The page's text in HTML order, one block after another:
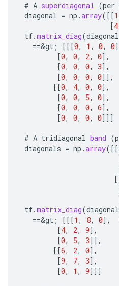
# A superdiagonal (per
diagonal = np .array( [[1
[4
tf.matrix_diag(diagonal
==&gt ; [[[0, 1 , 0, 0]
[0, 0, 2, 0] ,
[0, 0, 0, 3] ,
[0, 0, 0, 0]] ,
[[0, 4, 0, 0] ,
[0, 0, 5, 0] ,
[0, 0, 0, 6] ,
[0, 0, 0, 0]]]
# A tridiagonal band (
diagonals = np .array(
tf.matrix_diag(
==&gt ; [[[1 , 8, 0] ,
[4, 2, 9] ,
[0, 5, 3]] ,
[[6, 2, 0] ,
[9, 7, 3] ,
[0, 1 , 9]]]